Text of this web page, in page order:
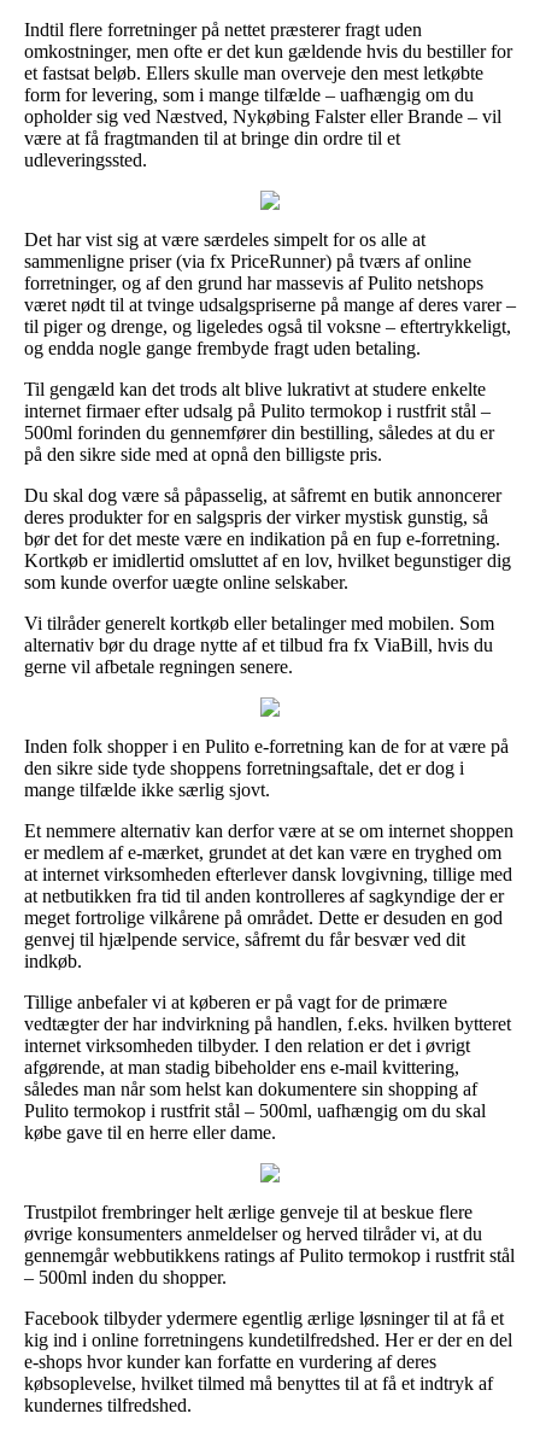
Indtil flere forretninger på nettet præsterer fragt uden
omkostninger, men ofte er det kun gældende hvis du bestiller for
et fastsat beløb. Ellers skulle man overveje den mest letkøbte
form for levering, som i mange tilfælde – uafhængig om du
opholder sig ved Næstved, Nykøbing Falster eller Brande – vil
være at få fragtmanden til at bringe din ordre til et
udleveringssted.
Det har vist sig at være særdeles simpelt for os alle at
sammenligne priser (via fx PriceRunner) på tværs af online
forretninger, og af den grund har massevis af Pulito netshops
været nødt til at tvinge udsalgspriserne på mange af deres varer –
til piger og drenge, og ligeledes også til voksne – eftertrykkeligt,
og endda nogle gange frembyde fragt uden betaling.
Til gengæld kan det trods alt blive lukrativt at studere enkelte
internet firmaer efter udsalg på Pulito termokop i rustfrit stål –
500ml forinden du gennemfører din bestilling, således at du er
på den sikre side med at opnå den billigste pris.
Du skal dog være så påpasselig, at såfremt en butik annoncerer
deres produkter for en salgspris der virker mystisk gunstig, så
bør det for det meste være en indikation på en fup e-forretning.
Kortkøb er imidlertid omsluttet af en lov, hvilket begunstiger dig
som kunde overfor uægte online selskaber.
Vi tilråder generelt kortkøb eller betalinger med mobilen. Som
alternativ bør du drage nytte af et tilbud fra fx ViaBill, hvis du
gerne vil afbetale regningen senere.
Inden folk shopper i en Pulito e-forretning kan de for at være på
den sikre side tyde shoppens forretningsaftale, det er dog i
mange tilfælde ikke særlig sjovt.
Et nemmere alternativ kan derfor være at se om internet shoppen
er medlem af e-mærket, grundet at det kan være en tryghed om
at internet virksomheden efterlever dansk lovgivning, tillige med
at netbutikken fra tid til anden kontrolleres af sagkyndige der er
meget fortrolige vilkårene på området. Dette er desuden en god
genvej til hjælpende service, såfremt du får besvær ved dit
indkøb.
Tillige anbefaler vi at køberen er på vagt for de primære
vedtægter der har indvirkning på handlen, f.eks. hvilken bytteret
internet virksomheden tilbyder. I den relation er det i øvrigt
afgørende, at man stadig bibeholder ens e-mail kvittering,
således man når som helst kan dokumentere sin shopping af
Pulito termokop i rustfrit stål – 500ml, uafhængig om du skal
købe gave til en herre eller dame.
Trustpilot frembringer helt ærlige genveje til at beskue flere
øvrige konsumenters anmeldelser og herved tilråder vi, at du
gennemgår webbutikkens ratings af Pulito termokop i rustfrit stål
– 500ml inden du shopper.
Facebook tilbyder ydermere egentlig ærlige løsninger til at få et
kig ind i online forretningens kundetilfredshed. Her er der en del
e-shops hvor kunder kan forfatte en vurdering af deres
købsoplevelse, hvilket tilmed må benyttes til at få et indtryk af
kundernes tilfredshed.